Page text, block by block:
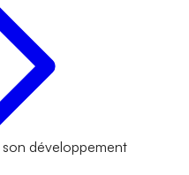
développement